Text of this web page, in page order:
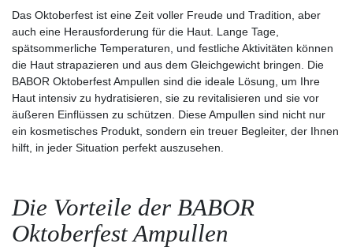
Das Oktoberfest ist eine Zeit voller Freude und Tradition, aber
auch eine Herausforderung für die Haut. Lange Tage,
spätsommerliche Temperaturen, und festliche Aktivitäten können
die Haut strapazieren und aus dem Gleichgewicht bringen. Die
BABOR Oktoberfest Ampullen sind die ideale Lösung, um Ihre
Haut intensiv zu hydratisieren, sie zu revitalisieren und sie vor
äußeren Einflüssen zu schützen. Diese Ampullen sind nicht nur
ein kosmetisches Produkt, sondern ein treuer Begleiter, der Ihnen
hilft, in jeder Situation perfekt auszusehen.
Die Vorteile der BABOR
Oktoberfest Ampullen